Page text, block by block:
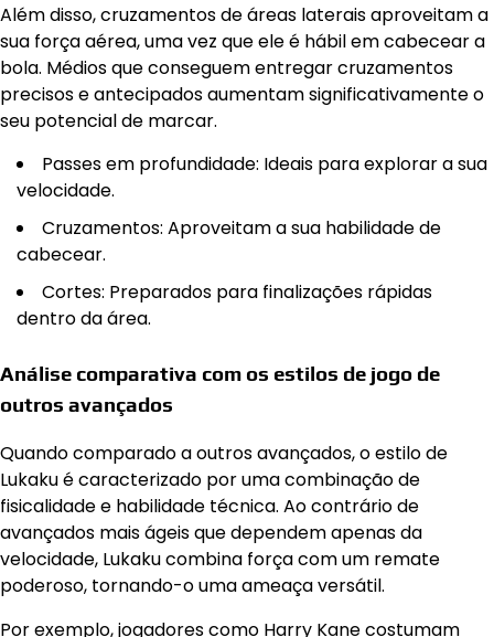
Além disso, cruzamentos de áreas laterais aproveitam a
sua força aérea, uma vez que ele é hábil em cabecear a
bola. Médios que conseguem entregar cruzamentos
precisos e antecipados aumentam significativamente o
seu potencial de marcar.
Passes em profundidade: Ideais para explorar a sua
velocidade.
Cruzamentos: Aproveitam a sua habilidade de
cabecear.
Cortes: Preparados para finalizações rápidas
dentro da área.
Análise comparativa com os estilos de jogo de
outros avançados
Quando comparado a outros avançados, o estilo de
Lukaku é caracterizado por uma combinação de
fisicalidade e habilidade técnica. Ao contrário de
avançados mais ágeis que dependem apenas da
velocidade, Lukaku combina força com um remate
poderoso, tornando-o uma ameaça versátil.
Por exemplo, jogadores como Harry Kane costumam